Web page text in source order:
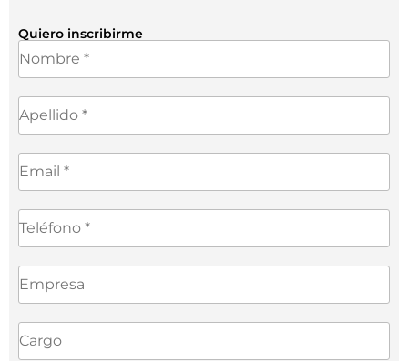
Quiero inscribirme